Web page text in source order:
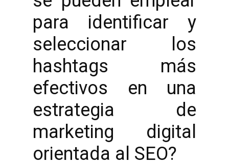
para identificar y
seleccionar los
hashtags más
efectivos en una
estrategia de
marketing digital
orientada al SEO?